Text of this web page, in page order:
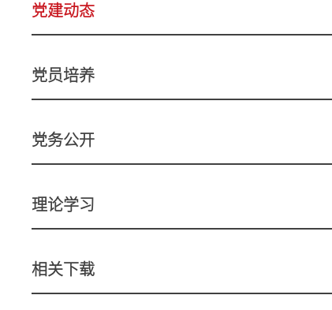
党建动态
党员培养
党务公开
理论学习
相关下载